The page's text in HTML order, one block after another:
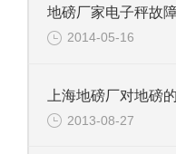
地磅厂家电子秤故
2014-05-16
上海地磅厂对地磅
2013-08-27